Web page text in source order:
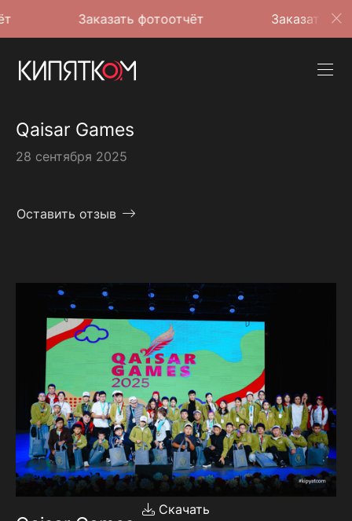
Заказать фотоотчёт Заказать фотоотчёт
Qaisar Games
28 сентября 2025
Оставить отзыв
Скачать